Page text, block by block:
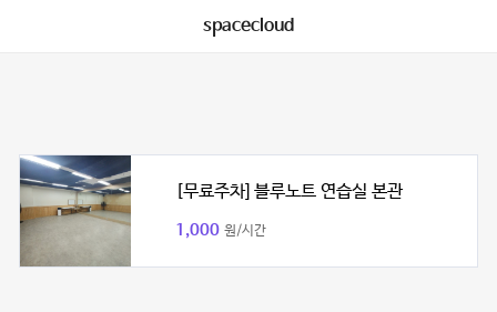
spacecloud
[무료주차] 블루노트 연습실 본관
1,000 원/시간